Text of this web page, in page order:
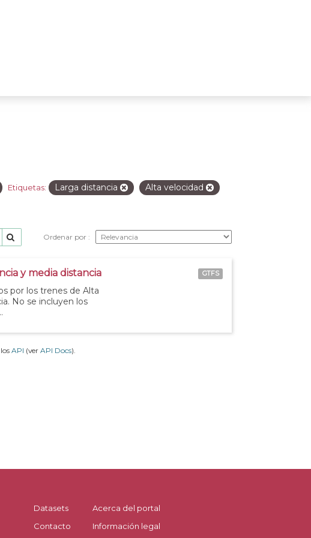
Etiquetas: Larga distancia
Alta velocidad
Ordenar por
y media distancia
por los trenes de Alta
No se incluyen los
GTFS
API (ver API Docs).
Datasets
Contacto
Acerca del portal
Información legal